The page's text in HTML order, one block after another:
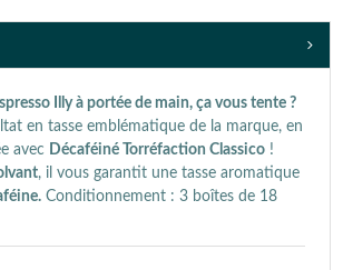
Illy à portée de main, ça vous tente ?
en tasse emblématique de la marque, en
avec Décaféiné Torréfaction Classico !
, il vous garantit une tasse aromatique
Conditionnement : 3 boîtes de 18